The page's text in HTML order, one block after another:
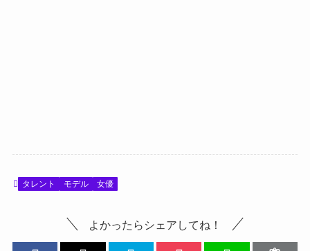
タレント モデル 女優
よかったらシェアしてね！